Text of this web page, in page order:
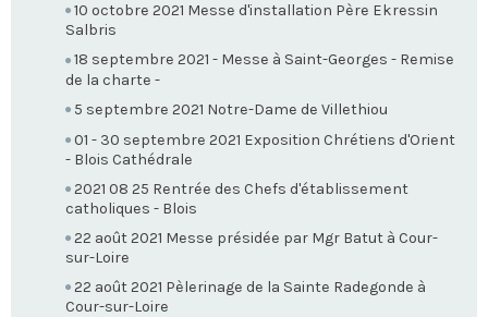
10 octobre 2021 Messe d'installation Père Ekressin
Salbris
18 septembre 2021 - Messe à Saint-Georges - Remise
de la charte -
5 septembre 2021 Notre-Dame de Villethiou
01 - 30 septembre 2021 Exposition Chrétiens d'Orient
- Blois Cathédrale
2021 08 25 Rentrée des Chefs d'établissement
catholiques - Blois
22 août 2021 Messe présidée par Mgr Batut à Cour-
sur-Loire
22 août 2021 Pèlerinage de la Sainte Radegonde à
Cour-sur-Loire